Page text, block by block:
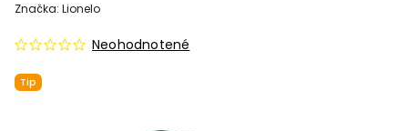
Tip
Neohodnotené
Značka: Lionelo